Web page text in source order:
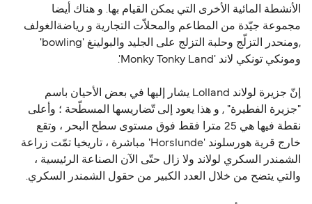
الأنشطة المائية الأخرى التي يمكن القيام بها. و هناك أيضا
مجموعة جيّدة من المطاعم والمحلاّت التجارية و رياضةالغولف
,ومنحدر التزلّج وحلبة التزلج على الجليد والبولينغ 'bowling'
ومونكي تونكي لاند 'Monky Tonky Land'.
إنّ جزيرة لولاند Lolland يشار إليها في بعض الأحيان باسم
"جزيرة الفطيرة" , و هذا يعود إلى تّضاريسها المسطّحة ؛ وأعلى
نقطة فيها هي 25 مترا فقط فوق مستوى سطح البحر ، وتقع
خارج قرية هورسلوند 'Horslunde' مباشرة ، تاريخيا تمّت زراعة
الشمندر السكري لولاند ولا زال حتّى الآن الصناعة الرئيسية ،
والتي يتضح من خلال العدد الكبير من حقول الشمندر السكري.